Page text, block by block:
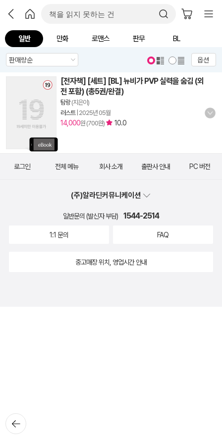
일반 만화 로맨스 판무 BL
옵션
[전자책] [세트] [BL] 뉴비가 PVP 실력을 숨김 (외
전 포함) (총5권/완결)
탐랑(지은이)
러스트| 2025년 05월
14,000원 (700원) 10.0
뒤로가
기
로그인 전체 메뉴 회사 소개 출판사 안내 PC 버전
(주)알라딘커뮤니케이션
일반문의 (발신자 부담) 1544-2514
1:1 문의 FAQ
중고매장 위치, 영업시간 안내